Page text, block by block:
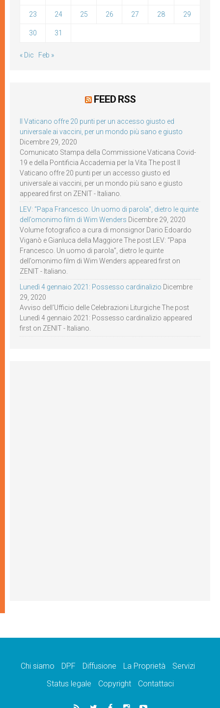
23 24 25 26 27 28 29
30 31
« Dic Feb »
FEED RSS
Il Vaticano offre 20 punti per un accesso giusto ed
universale ai vaccini, per un mondo più sano e giusto
Dicembre 29, 2020
Comunicato Stampa della Commissione Vaticana Covid-
19 e della Pontificia Accademia per la Vita The post Il
Vaticano offre 20 punti per un accesso giusto ed
universale ai vaccini, per un mondo più sano e giusto
appeared first on ZENIT - Italiano.
LEV: “Papa Francesco. Un uomo di parola”, dietro le quinte
dell’omonimo film di Wim Wenders Dicembre 29, 2020
Volume fotografico a cura di monsignor Dario Edoardo
Viganò e Gianluca della Maggiore The post LEV: “Papa
Francesco. Un uomo di parola”, dietro le quinte
dell’omonimo film di Wim Wenders appeared first on
ZENIT - Italiano.
Lunedì 4 gennaio 2021: Possesso cardinalizio Dicembre
29, 2020
Avviso dell’Ufficio delle Celebrazioni Liturgiche The post
Lunedì 4 gennaio 2021: Possesso cardinalizio appeared
first on ZENIT - Italiano.
Chi siamo DPF Diffusione La Proprietà
Servizi
Status legale
Copyright Contattaci